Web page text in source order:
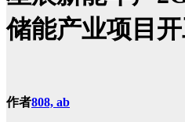
储能产业项目
作者808, ab